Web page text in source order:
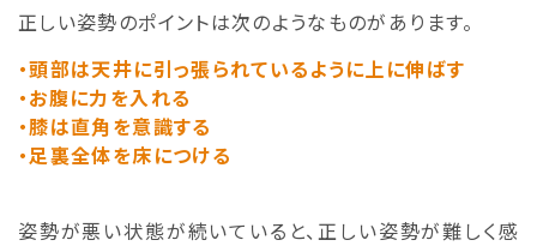
正しい姿勢のポイントは次のようなものがあります。
・頭部は天井に引っ張られているように上に伸ばす
・お腹に力を入れる
・膝は直角を意識する
・足裏全体を床につける
姿勢が悪い状態が続いていると、正しい姿勢が難しく感